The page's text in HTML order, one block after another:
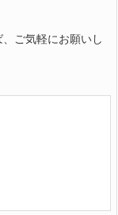
ご気軽にお願いし